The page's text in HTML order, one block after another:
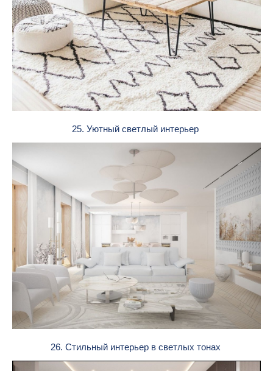
25. Уютный светлый интерьер
26. Стильный интерьер в светлых тонах